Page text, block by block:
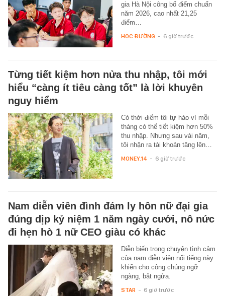
gia Hà Nội công bố điểm chuẩn
năm 2026, cao nhất 21,25
điểm…
HỌC ĐƯỜNG - 6 giờ trước
Từng tiết kiệm hơn nửa thu nhập, tôi mới
hiểu “càng ít tiêu càng tốt” là lời khuyên
nguy hiểm
Có thời điểm tôi tự hào vì mỗi
tháng có thể tiết kiệm hơn 50%
thu nhập. Nhưng sau vài năm,
tôi nhận ra tài khoản tăng lên…
MONEY.14 - 6 giờ trước
Nam diễn viên đình đám ly hôn nữ đại gia
đúng dịp kỷ niệm 1 năm ngày cưới, nô nức
đi hẹn hò 1 nữ CEO giàu có khác
Diễn biến trong chuyện tình cảm
của nam diễn viên nổi tiếng này
khiến cho công chúng ngỡ
ngàng, bật ngửa.
STAR - 6 giờ trước